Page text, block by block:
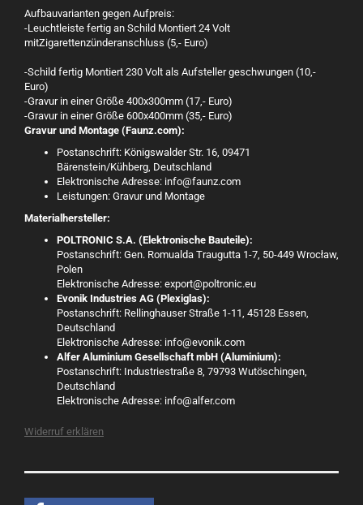
Aufbauvarianten gegen Aufpreis:
-Leuchtleiste fertig an Schild Montiert 24 Volt
mitZigarettenzünderanschluss (5,- Euro)
-Schild fertig Montiert 230 Volt als Aufsteller geschwungen (10,-
Euro)
-Gravur in einer Größe 400x300mm (17,- Euro)
-Gravur in einer Größe 600x400mm (35,- Euro)
Gravur und Montage (Faunz.com):
Postanschrift: Königswalder Str. 16, 09471
Bärenstein/Kühberg, Deutschland
Elektronische Adresse: info@faunz.com
Leistungen: Gravur und Montage
Materialhersteller:
POLTRONIC S.A. (Elektronische Bauteile):
Postanschrift: Gen. Romualda Traugutta 1-7, 50-449 Wrocław,
Polen
Elektronische Adresse: export@poltronic.eu
Evonik Industries AG (Plexiglas):
Postanschrift: Rellinghauser Straße 1-11, 45128 Essen,
Deutschland
Elektronische Adresse: info@evonik.com
Alfer Aluminium Gesellschaft mbH (Aluminium):
Postanschrift: Industriestraße 8, 79793 Wutöschingen,
Deutschland
Elektronische Adresse: info@alfer.com
Widerruf erklären